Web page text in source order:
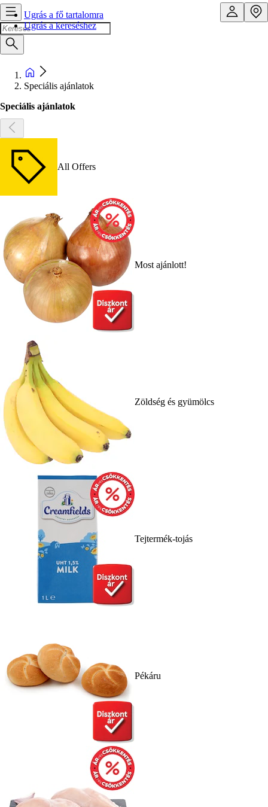
Ugrás a fő tartalomra
Ugrás a kereséshez
Speciális ajánlatok
Speciális ajánlatok
All Offers
Most ajánlott!
Zöldség és gyümölcs
Tejtermék-tojás
Pékáru